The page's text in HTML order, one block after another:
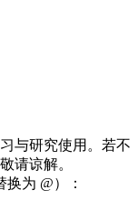
与研究使用。若不
请谅解。
为 @）：